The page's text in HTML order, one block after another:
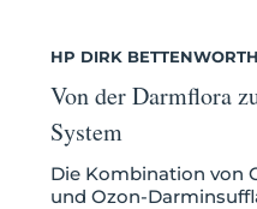
HP DIRK BETTENWORTH
Von der Darmflora
System
Die Kombination von
und Ozon-